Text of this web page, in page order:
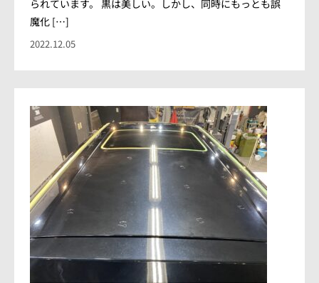
られています。 黒は美しい。しかし、同時にもっとも誤
魔化 […]
2022.12.05